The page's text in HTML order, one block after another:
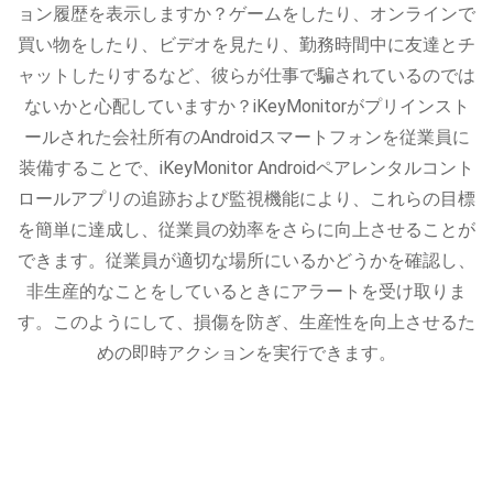
ョン履歴を表示しますか？ゲームをしたり、オンラインで
買い物をしたり、ビデオを見たり、勤務時間中に友達とチ
ャットしたりするなど、彼らが仕事で騙されているのでは
ないかと心配していますか？iKeyMonitorがプリインスト
ールされた会社所有のAndroidスマートフォンを従業員に
装備することで、iKeyMonitor Androidペアレンタルコント
ロールアプリの追跡および監視機能により、これらの目標
を簡単に達成し、従業員の効率をさらに向上させることが
できます。従業員が適切な場所にいるかどうかを確認し、
非生産的なことをしているときにアラートを受け取りま
す。このようにして、損傷を防ぎ、生産性を向上させるた
めの即時アクションを実行できます。